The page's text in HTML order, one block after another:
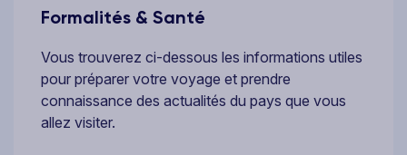
Formalités & Santé
Vous trouverez ci-dessous les informations utiles
pour préparer votre voyage et prendre
connaissance des actualités du pays que vous
allez visiter.